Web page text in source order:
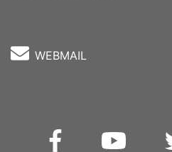
WEBMAIL